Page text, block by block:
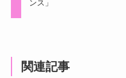
ンス」
関連記事